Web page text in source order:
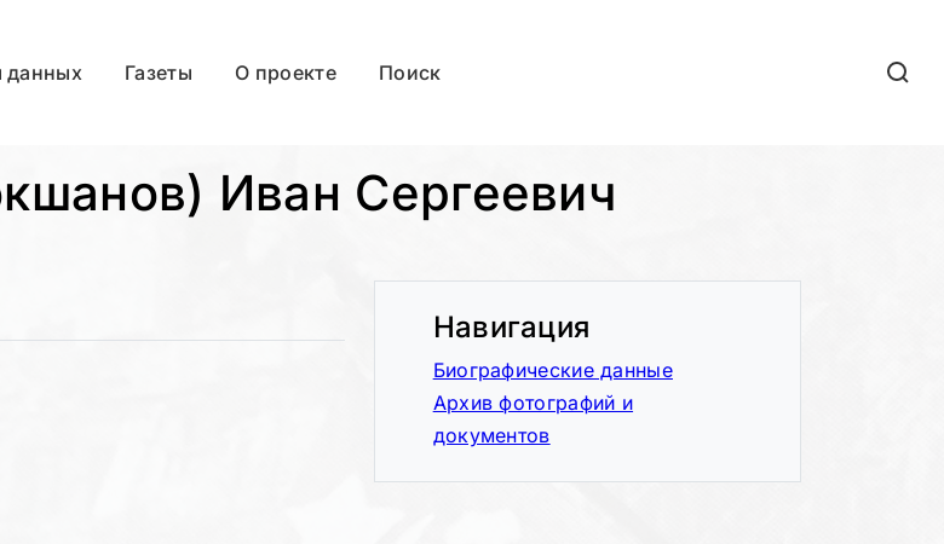
данных Газеты О проекте Поиск
Иван Сергеевич
Навигация
Биографические данные
Архив фотографий и
документов